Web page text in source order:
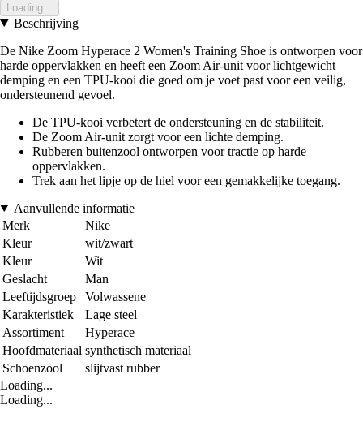
Loading...
Beschrijving
De Nike Zoom Hyperace 2 Women's Training Shoe is ontworpen voor
harde oppervlakken en heeft een Zoom Air-unit voor lichtgewicht
demping en een TPU-kooi die goed om je voet past voor een veilig,
ondersteunend gevoel.
De TPU-kooi verbetert de ondersteuning en de stabiliteit.
De Zoom Air-unit zorgt voor een lichte demping.
Rubberen buitenzool ontworpen voor tractie op harde
oppervlakken.
Trek aan het lipje op de hiel voor een gemakkelijke toegang.
Aanvullende informatie
Merk
Nike
Kleur
wit/zwart
Kleur
Wit
Geslacht
Man
Leeftijdsgroep
Volwassene
Karakteristiek
Lage steel
Assortiment
Hyperace
Hoofdmateriaal synthetisch materiaal
Schoenzool
slijtvast rubber
Loading...
Loading...